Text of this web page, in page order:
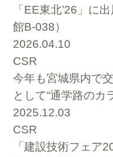
「EE東北’26」に
館B-038）
2026.04.10
CSR
今年も宮城県内で
として“通学路のカ
2025.12.03
CSR
「建設技術フェア